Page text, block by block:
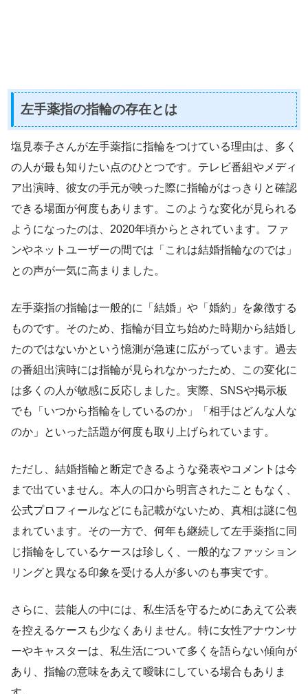
左手薬指の指輪の存在とは
塩見泰子さんが左手薬指に指輪をつけている理由は、多く
の人が最も知りたい点のひとつです。テレビ番組やメディ
ア出演時、彼女の手元が映った際に指輪がはっきりと確認
できる場面が何度もあります。このような変化が見られる
ようになったのは、2020年頃からとされています。ファ
ンやネットユーザーの間では「これは結婚指輪なのでは」
との声が一気に高まりました。
左手薬指の指輪は一般的に「結婚」や「婚約」を象徴する
ものです。そのため、指輪が目立ち始めた時期から結婚し
たのではないかという憶測が急速に広がっています。過去
の番組出演時には指輪が見られなかったため、この変化に
は多くの人が敏感に反応しました。実際、SNSや掲示板
でも「いつから指輪をしているのか」「相手はどんな人な
のか」といった話題が何度も取り上げられています。
ただし、結婚指輪と断定できるような発表やコメントは今
まで出ていません。本人の口から明言されたこともなく、
公式プロフィールなどにも記載がないため、真相は謎に包
まれています。その一方で、何年も継続して左手薬指に同
じ指輪をしているケースは珍しく、一般的なファッション
リングと異なる印象を受ける人が多いのも事実です。
さらに、芸能人の中には、私生活を守るためにあえて公表
を控えるケースも少なくありません。特に女性アナウンサ
ーやキャスターは、私生活について多くを語らない傾向が
あり、指輪の意味をあえて曖昧にしている場合もありま